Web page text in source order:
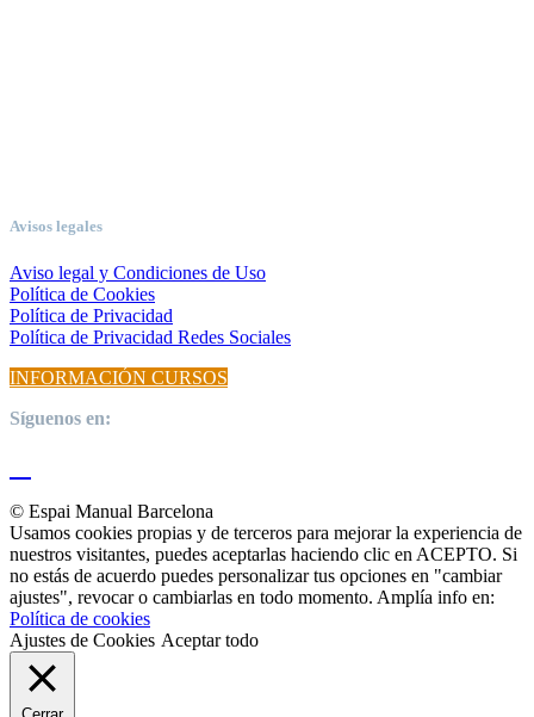
Avisos legales
Aviso legal y Condiciones de Uso
Política de Cookies
Política de Privacidad
Política de Privacidad Redes Sociales
INFORMACIÓN CURSOS
Síguenos en:
© Espai Manual Barcelona
Usamos cookies propias y de terceros para mejorar la experiencia de
nuestros visitantes, puedes aceptarlas haciendo clic en ACEPTO. Si
no estás de acuerdo puedes personalizar tus opciones en "cambiar
ajustes", revocar o cambiarlas en todo momento. Amplía info en:
Política de cookies
Ajustes de Cookies Aceptar todo